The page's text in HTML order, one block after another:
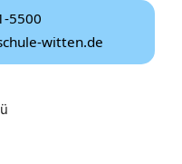
5500
witten.de